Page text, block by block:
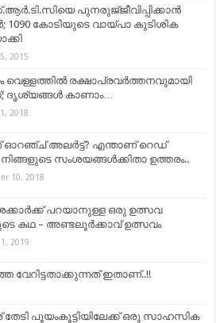
പുനരുജ്‌ജീവിപ്പിക്കാന്‍
1090 കോടിയുടെ വായ്‌പാ കുടിശിക
2015
വെള്ളത്തിൽ രക്ഷാപ്രവർത്തനവുമായി
ദൃശ്യങ്ങൾ കാണാം…
2018
ഓറഞ്ച് അലർട്ട്? എന്താണ് റെഡ്
നിങ്ങളുടെ സംശയങ്ങൾക്കിതാ ഉത്തരം..
10, 2018
പറയാനുള്ള ഒരു ഉത്സവ
കഥ – അണ്ടലൂർക്കാവ് ഉത്സവം
2019
ഇതാണ്..!!
പൂയംകൂട്ടിയിലേക്ക് ഒരു സാഹസിക